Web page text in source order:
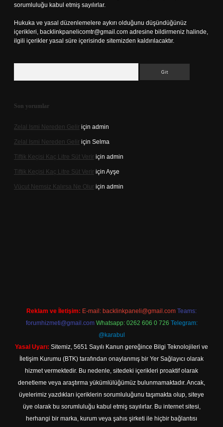
sorumluluğu kabul etmiş sayılırlar.
Hukuka ve yasal düzenlemelere aykırı olduğunu düşündüğünüz
içerikleri, backlinkpanelicomtr@gmail.com adresine bildirmeniz halinde,
ilgili içerikler yasal süre içerisinde sitemizden kaldırılacaktır.
Son yorumlar
Zelal Ismi Nereden Gelir için admin
Zelal Ismi Nereden Gelir için Selma
Tiftik Keçisi Kaç Litre Süt Verir için admin
Tiftik Keçisi Kaç Litre Süt Verir için Ayşe
Vücut Nemsiz Kalırsa Ne Olur için admin
Reklam ve İletişim: E-mail: backlinkpaneli@gmail.com Teams:
forumhizmeti@gmail.com Whatsapp: 0262 606 0 726 Telegram:
@karabul
Yasal Uyarı: Sitemiz, 5651 Sayılı Kanun gereğince Bilgi Teknolojileri ve
İletişim Kurumu (BTK) tarafından onaylanmış bir Yer Sağlayıcı olarak
hizmet vermektedir. Bu nedenle, sitedeki içerikleri proaktif olarak
denetleme veya araştırma yükümlülüğümüz bulunmamaktadır. Ancak,
üyelerimiz yazdıkları içeriklerin sorumluluğunu taşımakta olup, siteye
üye olarak bu sorumluluğu kabul etmiş sayılırlar. Bu internet sitesi,
herhangi bir marka, kurum veya şahıs şirketi ile hiçbir bağlantısı